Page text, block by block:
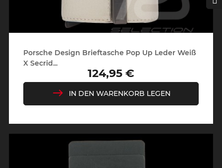
Porsche Design Brieftasche Pop Up Leder Weiß
X Secrid...
Preis
124,95 €
IN DEN WARENKORB LEGEN